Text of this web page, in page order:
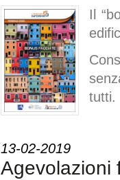
Il
tutti.
13-02-2019
Agevolazioni